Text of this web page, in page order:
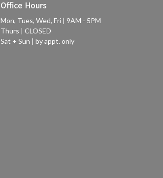
Office Hours
Mon, Tues, Wed, Fri | 9AM - 5PM
Thurs | CLOSED
Sat + Sun | by appt. only